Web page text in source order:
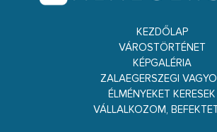
KEZDŐLAP
VÁROSTÖRTÉNET
KÉPGALÉRIA
ZALAEGERSZEGI
ÉLMÉNYEKET KERESEK
VÁLLALKOZOM,